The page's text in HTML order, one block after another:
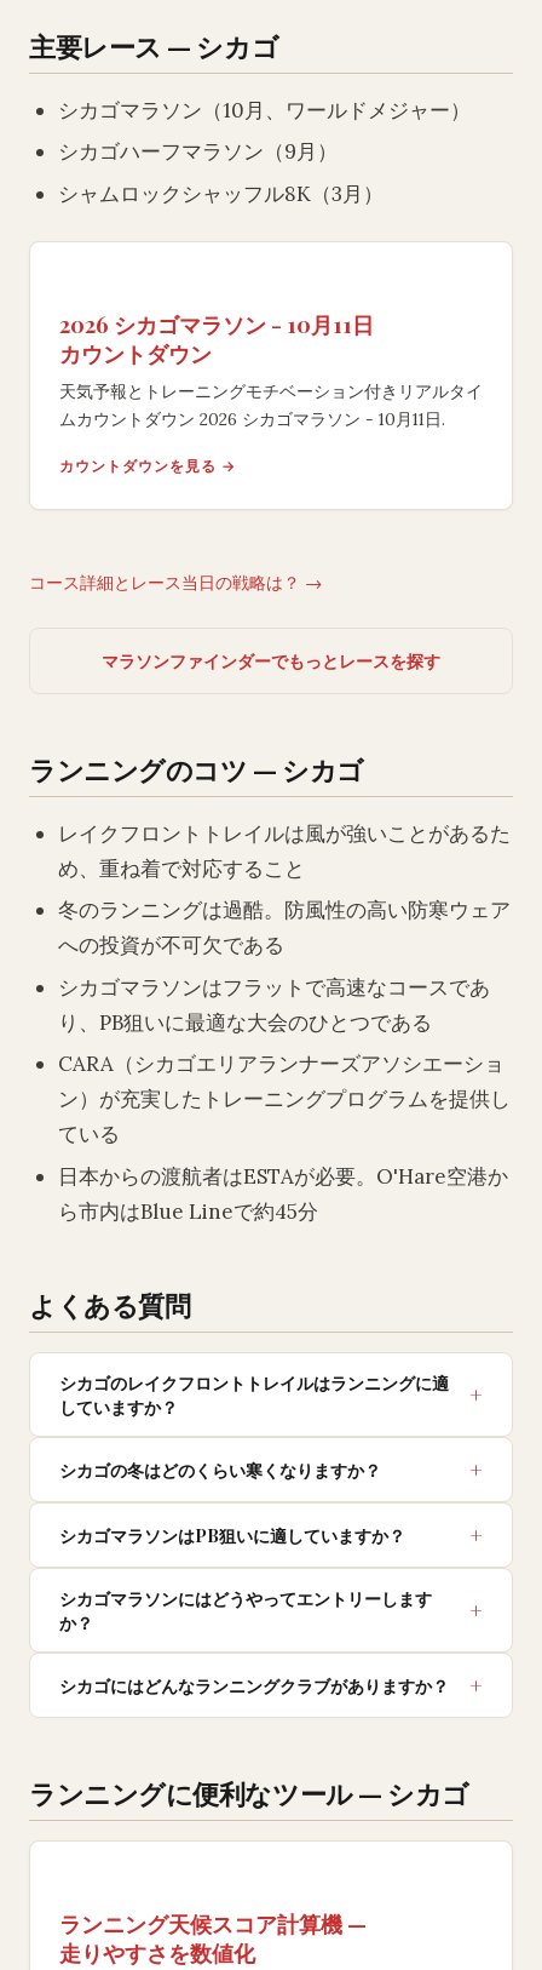
主要レース — シカゴ
シカゴマラソン（10月、ワールドメジャー）
シカゴハーフマラソン（9月）
シャムロックシャッフル8K（3月）
2026 シカゴマラソン - 10月11日
カウントダウン
天気予報とトレーニングモチベーション付きリアルタイ
ムカウントダウン 2026 シカゴマラソン - 10月11日.
カウントダウンを見る →
コース詳細とレース当日の戦略は？ →
マラソンファインダーでもっとレースを探す
ランニングのコツ — シカゴ
レイクフロントトレイルは風が強いことがあるた
め、重ね着で対応すること
冬のランニングは過酷。防風性の高い防寒ウェア
への投資が不可欠である
シカゴマラソンはフラットで高速なコースであ
り、PB狙いに最適な大会のひとつである
CARA（シカゴエリアランナーズアソシエーショ
ン）が充実したトレーニングプログラムを提供し
ている
日本からの渡航者はESTAが必要。O'Hare空港か
ら市内はBlue Lineで約45分
よくある質問
シカゴのレイクフロントトレイルはランニングに適
していますか？
シカゴの冬はどのくらい寒くなりますか？
シカゴマラソンはPB狙いに適していますか？
シカゴマラソンにはどうやってエントリーします
か？
シカゴにはどんなランニングクラブがありますか？
ランニングに便利なツール — シカゴ
ランニング天候スコア計算機 —
走りやすさを数値化